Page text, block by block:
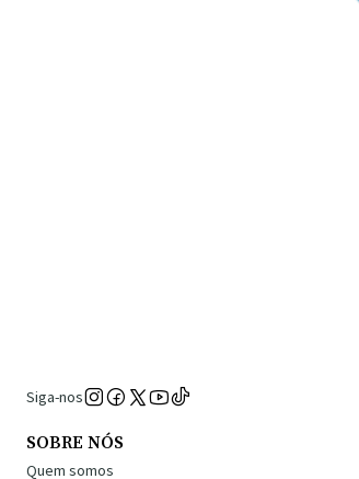
Siga-nos
SOBRE NÓS
Quem somos